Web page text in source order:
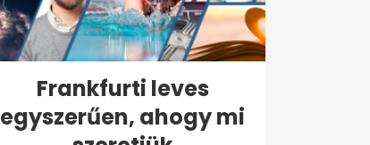
Frankfurti leves
egyszerűen, ahogy mi